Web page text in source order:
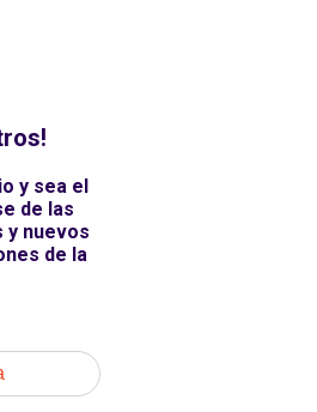
y sea el
de las
y nuevos
de la